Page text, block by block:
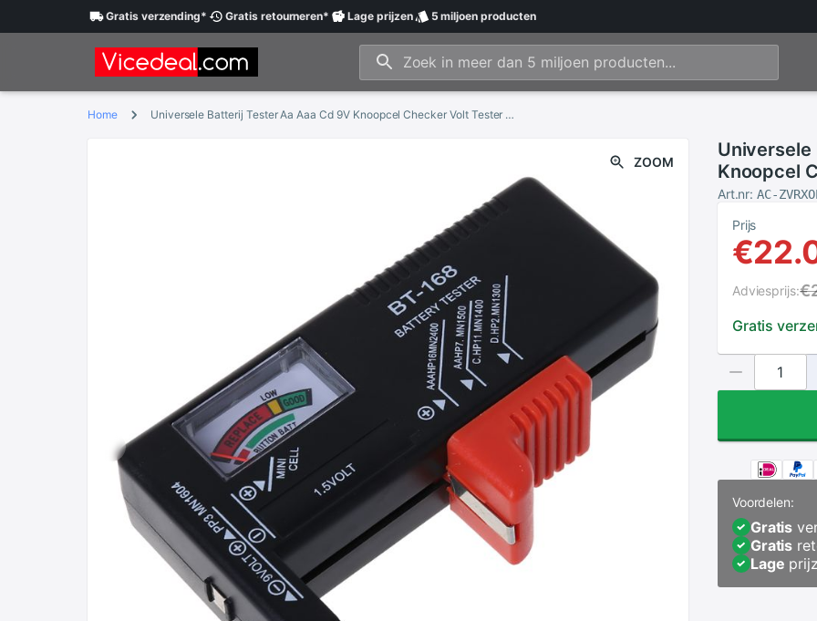
Gratisverzending* Gratisretourneren* Lageprijzen 5 miljoen producten
Home Universele Batterij Tester Aa Aaa Cd 9V Knoopcel Checker Volt Tester Checker
ZOOM
Universele
Knoopcel
Art.nr:AC-
Prijs
Gratis
Adviesprijs:
Voordelen:
Gratis
Gratis
Lage